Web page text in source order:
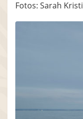
Fotos: Sarah